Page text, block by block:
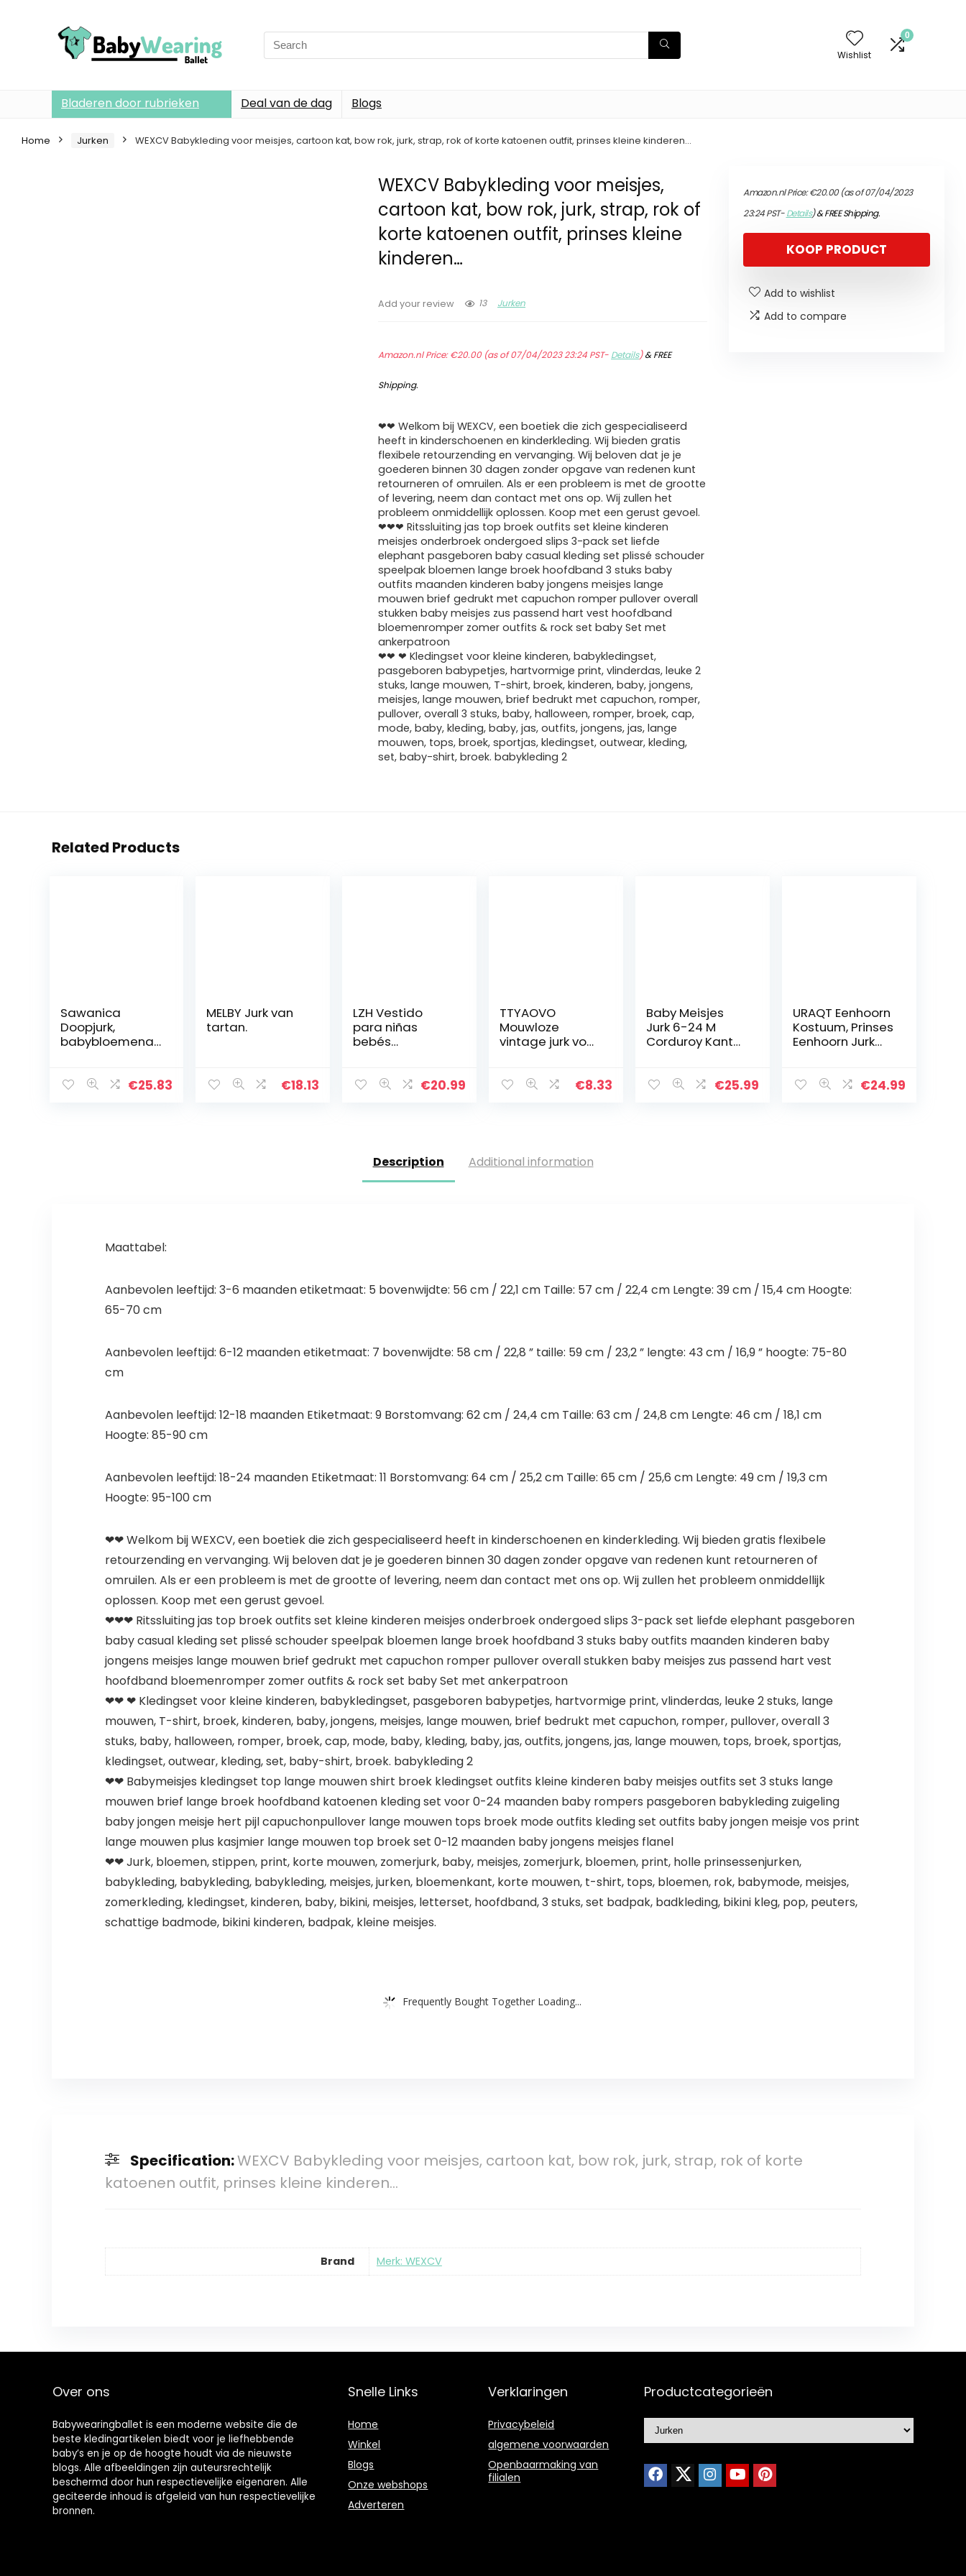
Search
for:
Wishlist
0
Bladeren door rubrieken Deal van de dag Blogs
Home Jurken WEXCV Babykleding voor meisjes, cartoon kat, bow rok, jurk, strap, rok of korte katoenen outfit, prinses kleine kinderen…
WEXCV Babykleding voor meisjes,
cartoon kat, bow rok, jurk, strap, rok of
korte katoenen outfit, prinses kleine
kinderen…
Add your review 13 Jurken
Amazon.nl Price:€20.00(as of 07/04/2023 23:24 PST- Details)&FREE
Shipping.
❤❤ Welkom bij WEXCV, een boetiek die zich gespecialiseerd
heeft in kinderschoenen en kinderkleding. Wij bieden gratis
flexibele retourzending en vervanging. Wij beloven dat je je
goederen binnen 30 dagen zonder opgave van redenen kunt
retourneren of omruilen. Als er een probleem is met de grootte
of levering, neem dan contact met ons op. Wij zullen het
probleem onmiddellijk oplossen. Koop met een gerust gevoel.
❤❤❤ Ritssluiting jas top broek outfits set kleine kinderen
meisjes onderbroek ondergoed slips 3-pack set liefde
elephant pasgeboren baby casual kleding set plissé schouder
speelpak bloemen lange broek hoofdband 3 stuks baby
outfits maanden kinderen baby jongens meisjes lange
mouwen brief gedrukt met capuchon romper pullover overall
stukken baby meisjes zus passend hart vest hoofdband
bloemenromper zomer outfits & rock set baby Set met
ankerpatroon
❤❤ ❤ Kledingset voor kleine kinderen, babykledingset,
pasgeboren babypetjes, hartvormige print, vlinderdas, leuke 2
stuks, lange mouwen, T-shirt, broek, kinderen, baby, jongens,
meisjes, lange mouwen, brief bedrukt met capuchon, romper,
pullover, overall 3 stuks, baby, halloween, romper, broek, cap,
mode, baby, kleding, baby, jas, outfits, jongens, jas, lange
mouwen, tops, broek, sportjas, kledingset, outwear, kleding,
set, baby-shirt, broek. babykleding 2
Amazon.nl Price:€20.00(as of 07/04/2023
23:24 PST-Details)&FREE Shipping.
KOOP PRODUCT
Add to wishlist
Add to compare
Related Products
Sawanica
Doopjurk,
babybloemenav
bruiloft,
€25.83
MELBY Jurk van
tartan.
€18.13
LZH Vestido
para niñas
bebés
niños Tutu Flor
€20.99
TTYAOVO
Mouwloze
vintage jurk voor
polkadots
€8.33
Baby Meisjes
Jurk 6-24 M
Corduroy Kant
Peuter Effen€25.99
URAQT Eenhoorn
Kostuum, Prinses
Eenhoorn Jurk
Hoofdband voor
€24.99
Description Additional information
Maattabel:
Aanbevolen leeftijd: 3-6 maanden etiketmaat: 5 bovenwijdte: 56 cm / 22,1 cm Taille: 57 cm / 22,4 cm Lengte: 39 cm / 15,4 cm Hoogte:
65-70 cm
Aanbevolen leeftijd: 6-12 maanden etiketmaat: 7 bovenwijdte: 58 cm / 22,8 ” taille: 59 cm / 23,2 ” lengte: 43 cm / 16,9 ” hoogte: 75-80
cm
Aanbevolen leeftijd: 12-18 maanden Etiketmaat: 9 Borstomvang: 62 cm / 24,4 cm Taille: 63 cm / 24,8 cm Lengte: 46 cm / 18,1 cm
Hoogte: 85-90 cm
Aanbevolen leeftijd: 18-24 maanden Etiketmaat: 11 Borstomvang: 64 cm / 25,2 cm Taille: 65 cm / 25,6 cm Lengte: 49 cm / 19,3 cm
Hoogte: 95-100 cm
❤❤ Welkom bij WEXCV, een boetiek die zich gespecialiseerd heeft in kinderschoenen en kinderkleding. Wij bieden gratis flexibele
retourzending en vervanging. Wij beloven dat je je goederen binnen 30 dagen zonder opgave van redenen kunt retourneren of
omruilen. Als er een probleem is met de grootte of levering, neem dan contact met ons op. Wij zullen het probleem onmiddellijk
oplossen. Koop met een gerust gevoel.
❤❤❤ Ritssluiting jas top broek outfits set kleine kinderen meisjes onderbroek ondergoed slips 3-pack set liefde elephant pasgeboren
baby casual kleding set plissé schouder speelpak bloemen lange broek hoofdband 3 stuks baby outfits maanden kinderen baby
jongens meisjes lange mouwen brief gedrukt met capuchon romper pullover overall stukken baby meisjes zus passend hart vest
hoofdband bloemenromper zomer outfits & rock set baby Set met ankerpatroon
❤❤ ❤ Kledingset voor kleine kinderen, babykledingset, pasgeboren babypetjes, hartvormige print, vlinderdas, leuke 2 stuks, lange
mouwen, T-shirt, broek, kinderen, baby, jongens, meisjes, lange mouwen, brief bedrukt met capuchon, romper, pullover, overall 3
stuks, baby, halloween, romper, broek, cap, mode, baby, kleding, baby, jas, outfits, jongens, jas, lange mouwen, tops, broek, sportjas,
kledingset, outwear, kleding, set, baby-shirt, broek. babykleding 2
❤❤ Babymeisjes kledingset top lange mouwen shirt broek kledingset outfits kleine kinderen baby meisjes outfits set 3 stuks lange
mouwen brief lange broek hoofdband katoenen kleding set voor 0-24 maanden baby rompers pasgeboren babykleding zuigeling
baby jongen meisje hert pijl capuchonpullover lange mouwen tops broek mode outfits kleding set outfits baby jongen meisje vos print
lange mouwen plus kasjmier lange mouwen top broek set 0-12 maanden baby jongens meisjes flanel
❤❤ Jurk, bloemen, stippen, print, korte mouwen, zomerjurk, baby, meisjes, zomerjurk, bloemen, print, holle prinsessenjurken,
babykleding, babykleding, babykleding, meisjes, jurken, bloemenkant, korte mouwen, t-shirt, tops, bloemen, rok, babymode, meisjes,
zomerkleding, kledingset, kinderen, baby, bikini, meisjes, letterset, hoofdband, 3 stuks, set badpak, badkleding, bikini kleg, pop, peuters,
schattige badmode, bikini kinderen, badpak, kleine meisjes.
Frequently Bought Together Loading...
Specification:WEXCV Babykleding voor meisjes, cartoon kat, bow rok, jurk, strap, rok of korte
katoenen outfit, prinses kleine kinderen…
Brand Merk: WEXCV
Over ons
Babywearingballet is een moderne website die de
beste kledingartikelen biedt voor je liefhebbende
baby’s en je op de hoogte houdt via de nieuwste
blogs. Alle afbeeldingen zijn auteursrechtelijk
beschermd door hun respectievelijke eigenaren. Alle
geciteerde inhoud is afgeleid van hun respectievelijke
bronnen.
Snelle Links
Home
Winkel
Blogs
Onze webshops
Adverteren
Verklaringen
Privacybeleid
algemene voorwaarden
Openbaarmaking van
filialen
Productcategorieën